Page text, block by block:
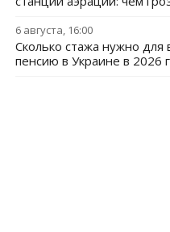
6 августа, 16:00
Сколько стажа нужно для
пенсию в Украине в 2026